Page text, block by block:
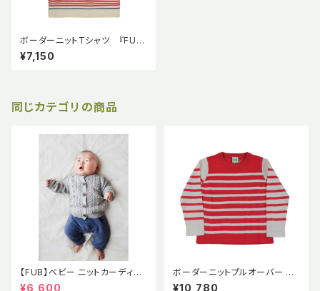
ボーダーニットTシャツ 『FU
B』 レッド Striped T-shirt, ec
ru/red GOTS
¥7,150
同じカテゴリの商品
【FUB】べビー ニットカーディガ
ン ポンポン ポップコーン セー
¥6,600
ボーダーニットプルオーバー ク
ルーネック【FUB】2022 SS レッ
¥10,780